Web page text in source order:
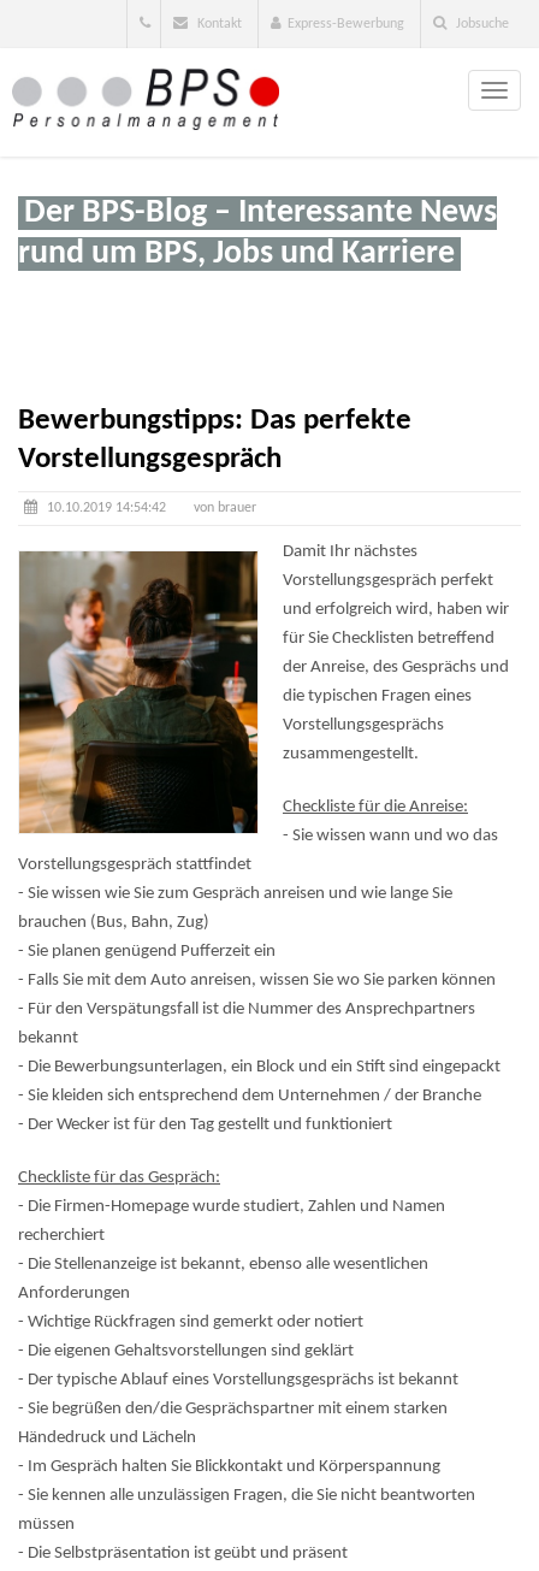
Kontakt Express-Bewerbung Jobsuche
Toggle
Der BPS-Blog – Interessante News
rund um BPS, Jobs und Karriere
Bewerbungstipps: Das perfekte
Vorstellungsgespräch
10.10.2019 14:54:42 von brauer
Damit Ihr nächstes
Vorstellungsgespräch perfekt
und erfolgreich wird, haben wir
für Sie Checklisten betreffend
der Anreise, des Gesprächs und
die typischen Fragen eines
Vorstellungsgesprächs
zusammengestellt.
Checkliste für die Anreise:
- Sie wissen wann und wo das
Vorstellungsgespräch stattfindet
- Sie wissen wie Sie zum Gespräch anreisen und wie lange Sie
brauchen (Bus, Bahn, Zug)
- Sie planen genügend Pufferzeit ein
- Falls Sie mit dem Auto anreisen, wissen Sie wo Sie parken können
- Für den Verspätungsfall ist die Nummer des Ansprechpartners
bekannt
- Die Bewerbungsunterlagen, ein Block und ein Stift sind eingepackt
- Sie kleiden sich entsprechend dem Unternehmen / der Branche
- Der Wecker ist für den Tag gestellt und funktioniert
Checkliste für das Gespräch:
- Die Firmen-Homepage wurde studiert, Zahlen und Namen
recherchiert
- Die Stellenanzeige ist bekannt, ebenso alle wesentlichen
Anforderungen
- Wichtige Rückfragen sind gemerkt oder notiert
- Die eigenen Gehaltsvorstellungen sind geklärt
- Der typische Ablauf eines Vorstellungsgesprächs ist bekannt
- Sie begrüßen den/die Gesprächspartner mit einem starken
Händedruck und Lächeln
- Im Gespräch halten Sie Blickkontakt und Körperspannung
- Sie kennen alle unzulässigen Fragen, die Sie nicht beantworten
müssen
- Die Selbstpräsentation ist geübt und präsent